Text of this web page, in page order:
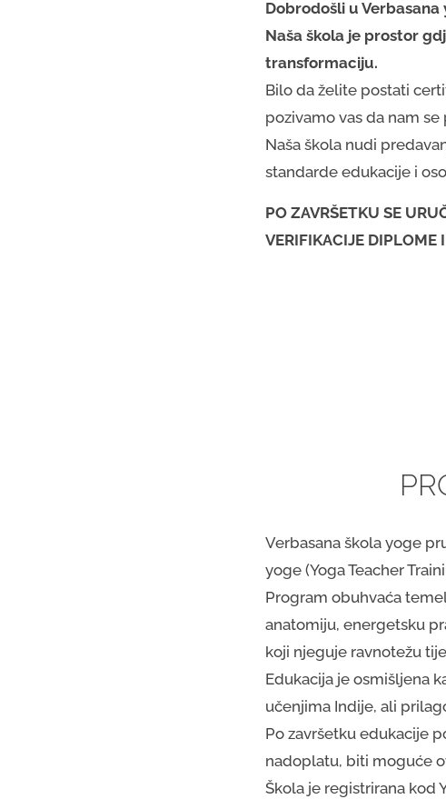
Dobrodošli u Verbasana
Naša škola je prostor
transformaciju.
Bilo da želite postati
pozivamo vas da nam
Naša škola nudi
standarde edukacije i
PO ZAVRŠETKU SE
VERIFIKACIJE DIPLOME
Verbasana škola yoge
yoge (Yoga Teacher
Program obuhvaća
anatomiju, energetsku
koji njeguje ravnotežu
Edukacija je osmišljena
učenjima Indije, ali
Po završetku edukacije
nadoplatu, biti moguće
Škola je registrirana kod